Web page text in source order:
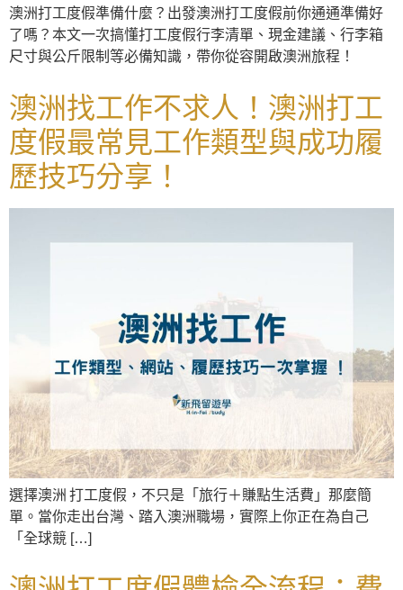
澳洲打工度假準備什麼？出發澳洲打工度假前你通通準備好
了嗎？本文一次搞懂打工度假行李清單、現金建議、行李箱
尺寸與公斤限制等必備知識，帶你從容開啟澳洲旅程！
澳洲找工作不求人！澳洲打工
度假最常見工作類型與成功履
歷技巧分享！
選擇澳洲 打工度假，不只是「旅行＋賺點生活費」那麼簡
單。當你走出台灣、踏入澳洲職場，實際上你正在為自己
「全球競 […]